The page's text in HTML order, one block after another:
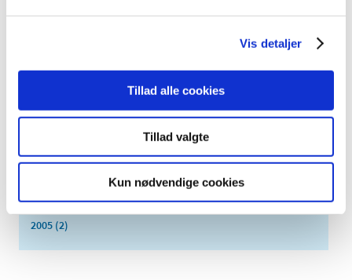
Vis detaljer
Tillad alle cookies
Tillad valgte
Kun nødvendige cookies
januar (6)
2010 (7)
2008 (8)
2006 (9)
2005 (2)